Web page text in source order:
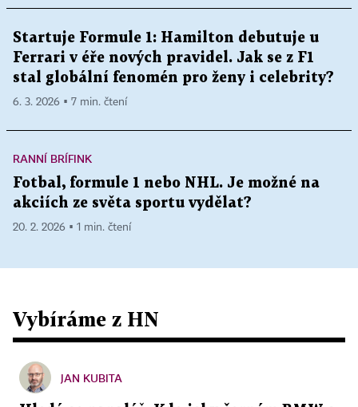
Startuje Formule 1: Hamilton debutuje u
Ferrari v éře nových pravidel. Jak se z F1
stal globální fenomén pro ženy i celebrity?
6. 3. 2026 ▪ 7 min. čtení
RANNÍ BRÍFINK
Fotbal, formule 1 nebo NHL. Je možné na
akciích ze světa sportu vydělat?
20. 2. 2026 ▪ 1 min. čtení
Vybíráme z HN
JAN KUBITA